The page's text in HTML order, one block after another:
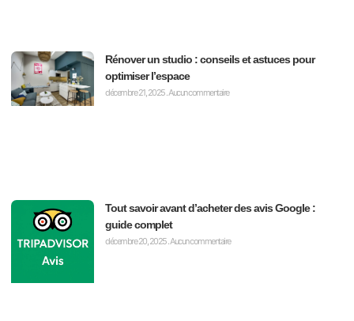
Rénover un studio : conseils et astuces pour
optimiser l’espace
décembre 21, 2025 Aucun commentaire
Tout savoir avant d’acheter des avis Google :
guide complet
décembre 20, 2025Aucun commentaire